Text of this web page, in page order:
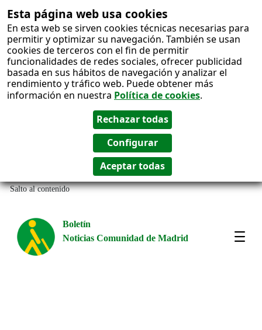
Esta página web usa cookies
En esta web se sirven cookies técnicas necesarias para
permitir y optimizar su navegación. También se usan
cookies de terceros con el fin de permitir
funcionalidades de redes sociales, ofrecer publicidad
basada en sus hábitos de navegación y analizar el
rendimiento y tráfico web. Puede obtener más
información en nuestra Política de cookies.
Salto al contenido
Boletín
Noticias Comunidad de Madrid